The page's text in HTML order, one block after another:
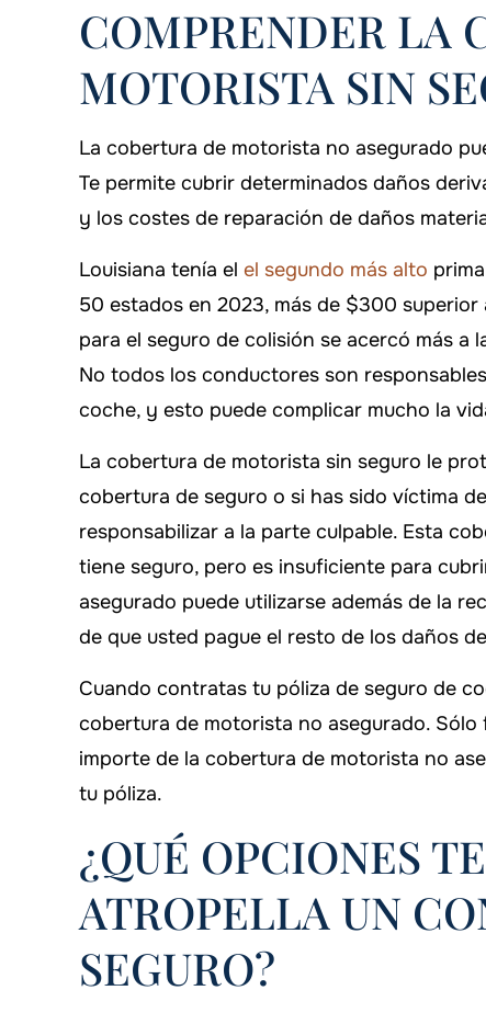
COMPRENDER LA
MOTORISTA SIN
La cobertura de motorista no asegurado
Te permite cubrir determinados daños
y los costes de reparación de daños
Louisiana tenía el el segundo más alto
50 estados en 2023, más de $300 superior
para el seguro de colisión se acercó más a
No todos los conductores son
coche, y esto puede complicar mucho la
La cobertura de motorista sin seguro le
cobertura de seguro o si has sido víctima
responsabilizar a la parte culpable. Esta
tiene seguro, pero es insuficiente para
asegurado puede utilizarse además de la
de que usted pague el resto de los daños
Cuando contratas tu póliza de seguro de
cobertura de motorista no asegurado.
importe de la cobertura de motorista no
tu póliza.
¿QUÉ OPCIONES
ATROPELLA UN
SEGURO?